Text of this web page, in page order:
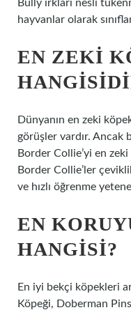
Bully ırkları nesli
hayvanlar olarak
EN ZEKI
Dünyanın en zeki
görüşler vardır. Ancak
Border Collie’yi en
Border Collie’ler
ve hızlı öğrenme
EN
HANGISI?
En iyi bekçi köpekleri
Köpeği, Doberman